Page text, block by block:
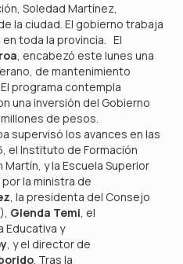
Soledad Martínez,
la ciudad. El gobierno trabaja
toda la provincia. El
, encabezó este lunes una
de mantenimiento
programa contempla
una inversión del Gobierno
de pesos.
supervisó los avances en las
el Instituto de Formación
Martín, y la Escuela Superior
la ministra de
, la presidenta del Consejo
Glenda Temi, el
Educativa y
, y el director de
. Tras la